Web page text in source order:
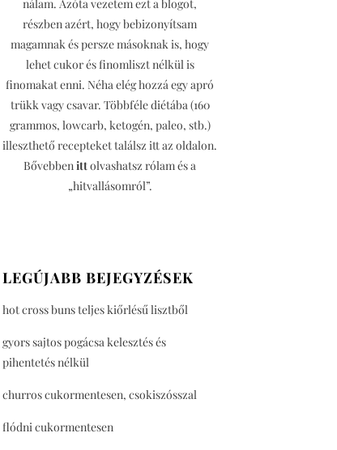
nálam. Azóta vezetem ezt a blogot,
részben azért, hogy bebizonyítsam
magamnak és persze másoknak is, hogy
lehet cukor és finomliszt nélkül is
finomakat enni. Néha elég hozzá egy apró
trükk vagy csavar. Többféle diétába (160
grammos, lowcarb, ketogén, paleo, stb.)
illeszthető recepteket találsz itt az oldalon.
Bővebbenittolvashatsz rólam és a
„hitvallásomról”.
LEGÚJABB BEJEGYZÉSEK
hot cross buns teljes kiőrlésű lisztből
gyors sajtos pogácsa kelesztés és
pihentetés nélkül
churros cukormentesen, csokiszósszal
flódni cukormentesen